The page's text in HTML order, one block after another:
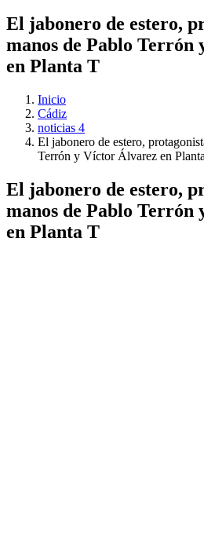
El jabonero de estero,
manos de Pablo
en Planta T
Inicio
Cádiz
noticias 4
El jabonero de estero,
Terrón y Víctor Álvarez en
El jabonero de estero,
manos de Pablo
en Planta T